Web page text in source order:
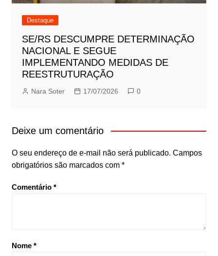
Destaque
SE/RS DESCUMPRE DETERMINAÇÃO
NACIONAL E SEGUE
IMPLEMENTANDO MEDIDAS DE
REESTRUTURAÇÃO
Nara Soter 17/07/2026 0
Deixe um comentário
O seu endereço de e-mail não será publicado. Campos
obrigatórios são marcados com *
Comentário *
Nome *